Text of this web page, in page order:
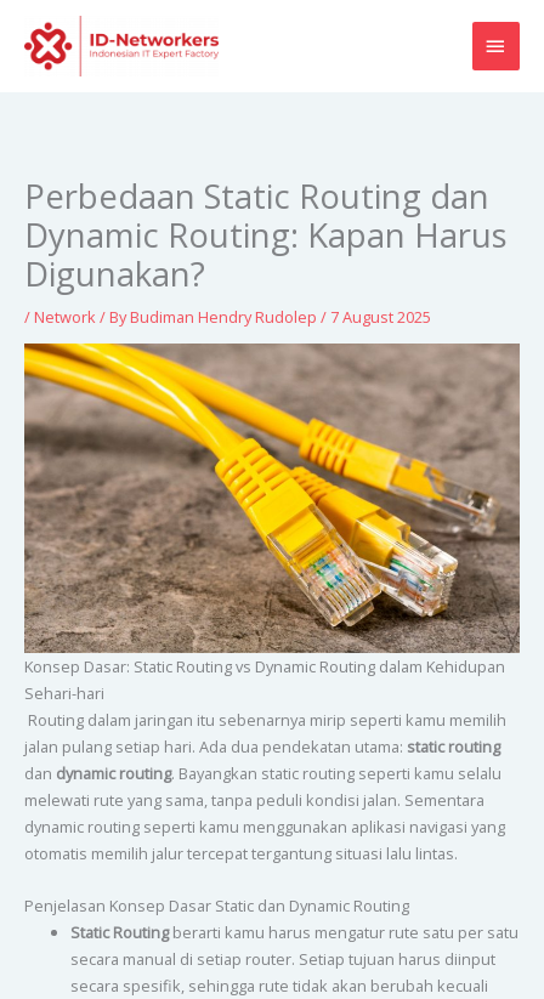
content
Perbedaan Static Routing dan
Dynamic Routing: Kapan Harus
Digunakan?
/ Network/ ByBudiman Hendry Rudolep / 7 August 2025
Konsep Dasar: Static Routing vs Dynamic Routing dalam Kehidupan
Sehari-hari
Routing dalam jaringan itu sebenarnya mirip seperti kamu memilih
jalan pulang setiap hari. Ada dua pendekatan utama: static routing
dan dynamic routing. Bayangkan static routing seperti kamu selalu
melewati rute yang sama, tanpa peduli kondisi jalan. Sementara
dynamic routing seperti kamu menggunakan aplikasi navigasi yang
otomatis memilih jalur tercepat tergantung situasi lalu lintas.
Penjelasan Konsep Dasar Static dan Dynamic Routing
Static Routingberarti kamu harus mengatur rute satu per satu
secara manual di setiap router. Setiap tujuan harus diinput
secara spesifik, sehingga rute tidak akan berubah kecuali